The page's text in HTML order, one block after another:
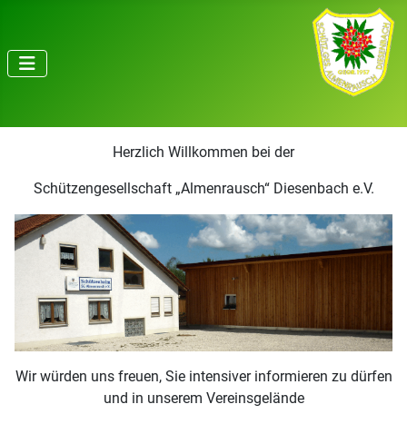
Herzlich Willkommen bei der
Schützengesellschaft „Almenrausch“ Diesenbach e.V.
Wir würden uns freuen, Sie intensiver informieren zu dürfen
und in unserem Vereinsgelände